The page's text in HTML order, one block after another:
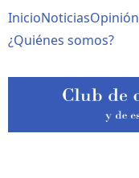
al
contenido
Navegación
principal
InicioNoticiasOpinión
¿Quiénes somos?